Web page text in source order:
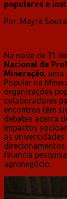
populares e
Por: Mayra
Na noite de 31
Nacional de
Mineração, uma
Popular na
organizações
colaboradores
encontros têm
debates acerca
impactos
as
direcionamentos
financia
agronegócio.